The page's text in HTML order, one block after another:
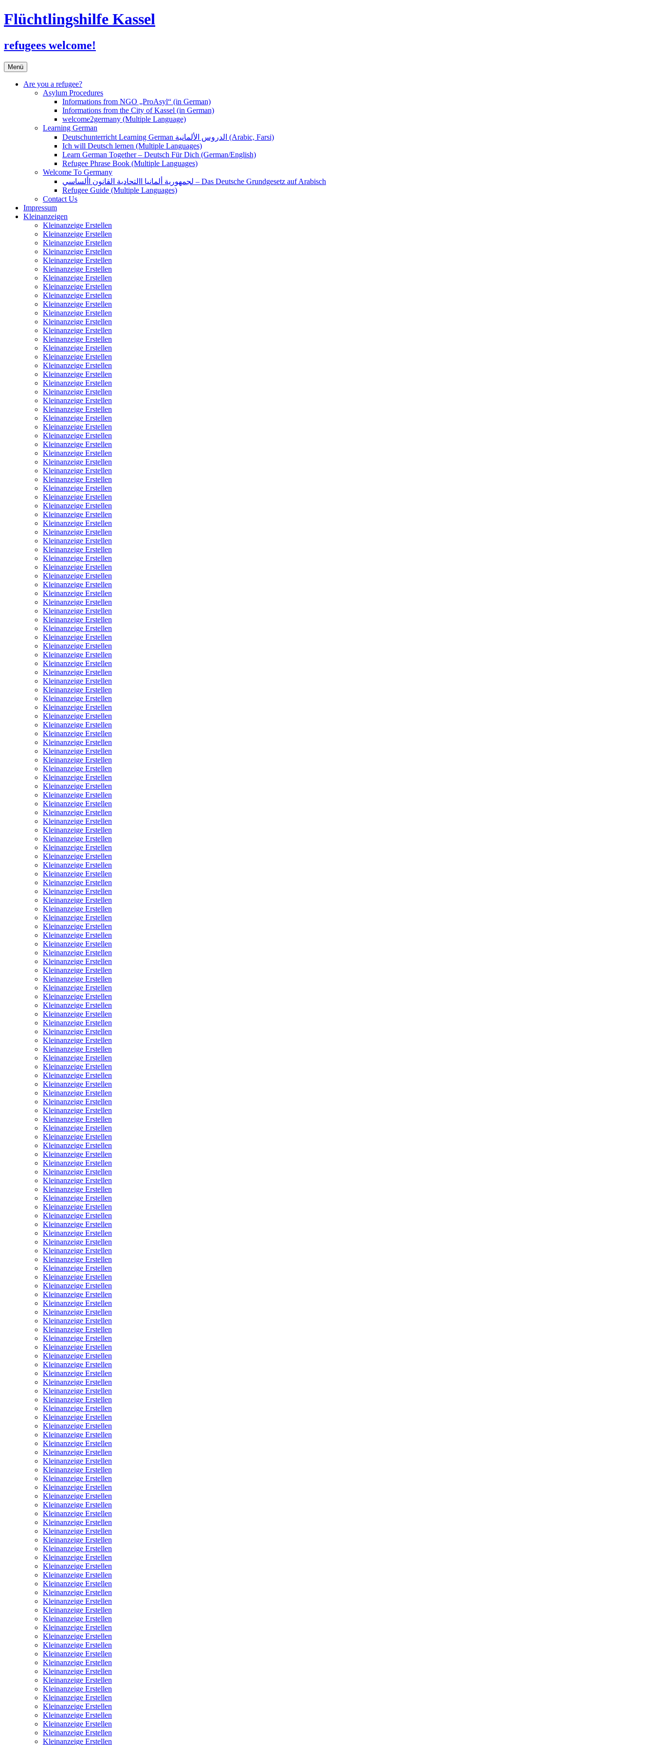
Flüchtlingshilfe Kassel
refugees welcome!
Menü Zum
Inhalt
springen
Are you a refugee?
Asylum Procedures
Informations from NGO „ProAsyl“ (in German)
Informations from the City of Kassel (in German)
welcome2germany (Multiple Language)
Learning German
Deutschunterricht Learning German الدروس الألمانية (Arabic, Farsi)
Ich will Deutsch lernen (Multiple Languages)
Learn German Together – Deutsch Für Dich (German/English)
Refugee Phrase Book (Multiple Languages)
Welcome To Germany
لجمهورية ألمانيا االتحادية القانون األساسي – Das Deutsche Grundgesetz auf Arabisch
Refugee Guide (Multiple Languages)
Contact Us
Impressum
Kleinanzeigen
Kleinanzeige Erstellen
Kleinanzeige Erstellen
Kleinanzeige Erstellen
Kleinanzeige Erstellen
Kleinanzeige Erstellen
Kleinanzeige Erstellen
Kleinanzeige Erstellen
Kleinanzeige Erstellen
Kleinanzeige Erstellen
Kleinanzeige Erstellen
Kleinanzeige Erstellen
Kleinanzeige Erstellen
Kleinanzeige Erstellen
Kleinanzeige Erstellen
Kleinanzeige Erstellen
Kleinanzeige Erstellen
Kleinanzeige Erstellen
Kleinanzeige Erstellen
Kleinanzeige Erstellen
Kleinanzeige Erstellen
Kleinanzeige Erstellen
Kleinanzeige Erstellen
Kleinanzeige Erstellen
Kleinanzeige Erstellen
Kleinanzeige Erstellen
Kleinanzeige Erstellen
Kleinanzeige Erstellen
Kleinanzeige Erstellen
Kleinanzeige Erstellen
Kleinanzeige Erstellen
Kleinanzeige Erstellen
Kleinanzeige Erstellen
Kleinanzeige Erstellen
Kleinanzeige Erstellen
Kleinanzeige Erstellen
Kleinanzeige Erstellen
Kleinanzeige Erstellen
Kleinanzeige Erstellen
Kleinanzeige Erstellen
Kleinanzeige Erstellen
Kleinanzeige Erstellen
Kleinanzeige Erstellen
Kleinanzeige Erstellen
Kleinanzeige Erstellen
Kleinanzeige Erstellen
Kleinanzeige Erstellen
Kleinanzeige Erstellen
Kleinanzeige Erstellen
Kleinanzeige Erstellen
Kleinanzeige Erstellen
Kleinanzeige Erstellen
Kleinanzeige Erstellen
Kleinanzeige Erstellen
Kleinanzeige Erstellen
Kleinanzeige Erstellen
Kleinanzeige Erstellen
Kleinanzeige Erstellen
Kleinanzeige Erstellen
Kleinanzeige Erstellen
Kleinanzeige Erstellen
Kleinanzeige Erstellen
Kleinanzeige Erstellen
Kleinanzeige Erstellen
Kleinanzeige Erstellen
Kleinanzeige Erstellen
Kleinanzeige Erstellen
Kleinanzeige Erstellen
Kleinanzeige Erstellen
Kleinanzeige Erstellen
Kleinanzeige Erstellen
Kleinanzeige Erstellen
Kleinanzeige Erstellen
Kleinanzeige Erstellen
Kleinanzeige Erstellen
Kleinanzeige Erstellen
Kleinanzeige Erstellen
Kleinanzeige Erstellen
Kleinanzeige Erstellen
Kleinanzeige Erstellen
Kleinanzeige Erstellen
Kleinanzeige Erstellen
Kleinanzeige Erstellen
Kleinanzeige Erstellen
Kleinanzeige Erstellen
Kleinanzeige Erstellen
Kleinanzeige Erstellen
Kleinanzeige Erstellen
Kleinanzeige Erstellen
Kleinanzeige Erstellen
Kleinanzeige Erstellen
Kleinanzeige Erstellen
Kleinanzeige Erstellen
Kleinanzeige Erstellen
Kleinanzeige Erstellen
Kleinanzeige Erstellen
Kleinanzeige Erstellen
Kleinanzeige Erstellen
Kleinanzeige Erstellen
Kleinanzeige Erstellen
Kleinanzeige Erstellen
Kleinanzeige Erstellen
Kleinanzeige Erstellen
Kleinanzeige Erstellen
Kleinanzeige Erstellen
Kleinanzeige Erstellen
Kleinanzeige Erstellen
Kleinanzeige Erstellen
Kleinanzeige Erstellen
Kleinanzeige Erstellen
Kleinanzeige Erstellen
Kleinanzeige Erstellen
Kleinanzeige Erstellen
Kleinanzeige Erstellen
Kleinanzeige Erstellen
Kleinanzeige Erstellen
Kleinanzeige Erstellen
Kleinanzeige Erstellen
Kleinanzeige Erstellen
Kleinanzeige Erstellen
Kleinanzeige Erstellen
Kleinanzeige Erstellen
Kleinanzeige Erstellen
Kleinanzeige Erstellen
Kleinanzeige Erstellen
Kleinanzeige Erstellen
Kleinanzeige Erstellen
Kleinanzeige Erstellen
Kleinanzeige Erstellen
Kleinanzeige Erstellen
Kleinanzeige Erstellen
Kleinanzeige Erstellen
Kleinanzeige Erstellen
Kleinanzeige Erstellen
Kleinanzeige Erstellen
Kleinanzeige Erstellen
Kleinanzeige Erstellen
Kleinanzeige Erstellen
Kleinanzeige Erstellen
Kleinanzeige Erstellen
Kleinanzeige Erstellen
Kleinanzeige Erstellen
Kleinanzeige Erstellen
Kleinanzeige Erstellen
Kleinanzeige Erstellen
Kleinanzeige Erstellen
Kleinanzeige Erstellen
Kleinanzeige Erstellen
Kleinanzeige Erstellen
Kleinanzeige Erstellen
Kleinanzeige Erstellen
Kleinanzeige Erstellen
Kleinanzeige Erstellen
Kleinanzeige Erstellen
Kleinanzeige Erstellen
Kleinanzeige Erstellen
Kleinanzeige Erstellen
Kleinanzeige Erstellen
Kleinanzeige Erstellen
Kleinanzeige Erstellen
Kleinanzeige Erstellen
Kleinanzeige Erstellen
Kleinanzeige Erstellen
Kleinanzeige Erstellen
Kleinanzeige Erstellen
Kleinanzeige Erstellen
Kleinanzeige Erstellen
Kleinanzeige Erstellen
Kleinanzeige Erstellen
Kleinanzeige Erstellen
Kleinanzeige Erstellen
Kleinanzeige Erstellen
Kleinanzeige Erstellen
Kleinanzeige Erstellen
Kleinanzeige Erstellen